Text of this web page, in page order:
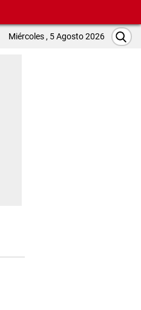
Miércoles , 5 Agosto 2026